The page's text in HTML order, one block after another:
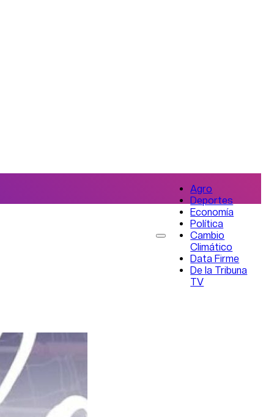
Agro
Deportes
Economía
Política
Cambio
Climático
Data Firme
De la Tribuna
TV